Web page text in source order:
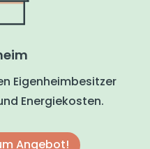
Eigenheimbesitzer
Energiekosten.
Angebot!